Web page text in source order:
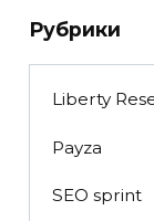
Рубрики
Liberty
Payza
SEO sprint